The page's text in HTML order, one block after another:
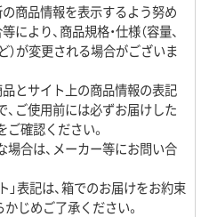
商品情報を表示するよう努め
より、商品規格・仕様（容量、
）が変更される場合がございま
とサイト上の商品情報の表記
ご使用前には必ずお届けした
確認ください。
合は、メーカー等にお問い合
」表記は、箱でのお届けをお約束
じめご了承ください。